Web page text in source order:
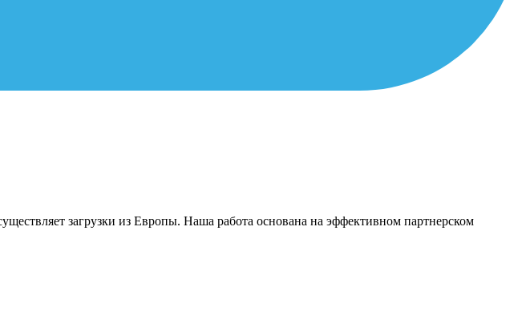
загрузки из Европы. Наша работа основана на эффективном партнерском